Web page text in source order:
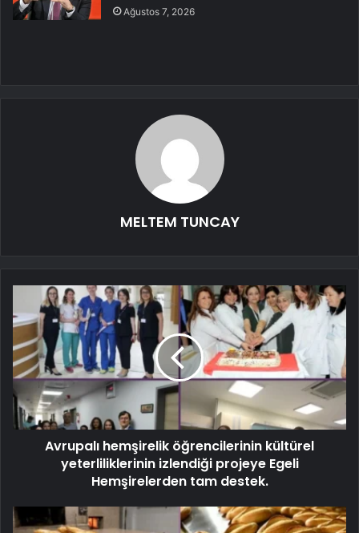
Ağustos 7, 2026
MELTEM TUNCAY
Avrupalı ​​hemşirelik öğrencilerinin kültürel
yeterliliklerinin izlendiği projeye Egeli
Hemşirelerden tam destek.